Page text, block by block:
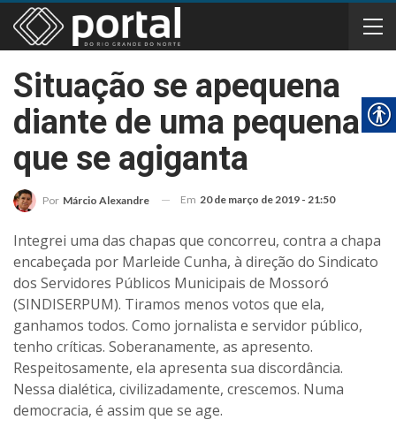
Situação se apequena
diante de uma pequena
que se agiganta
Por Márcio Alexandre Em 20 de março de 2019 - 21:50
Integrei uma das chapas que concorreu, contra a chapa
encabeçada por Marleide Cunha, à direção do Sindicato
dos Servidores Públicos Municipais de Mossoró
(SINDISERPUM). Tiramos menos votos que ela,
ganhamos todos. Como jornalista e servidor público,
tenho críticas. Soberanamente, as apresento.
Respeitosamente, ela apresenta sua discordância.
Nessa dialética, civilizadamente, crescemos. Numa
democracia, é assim que se age.